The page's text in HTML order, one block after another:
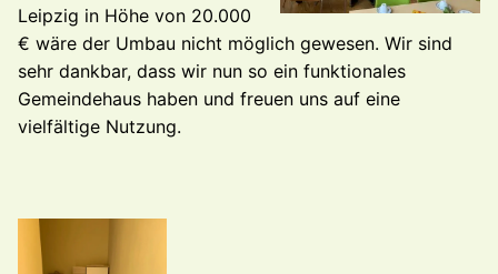
Leipzig in Höhe von 20.000
€ wäre der Umbau nicht möglich gewesen. Wir sind
sehr dankbar, dass wir nun so ein funktionales
Gemeindehaus haben und freuen uns auf eine
vielfältige Nutzung.